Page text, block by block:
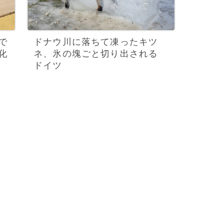
ドナウ川に落ちて凍ったキツ
ネ、氷の塊ごと切り出される
ドイツ